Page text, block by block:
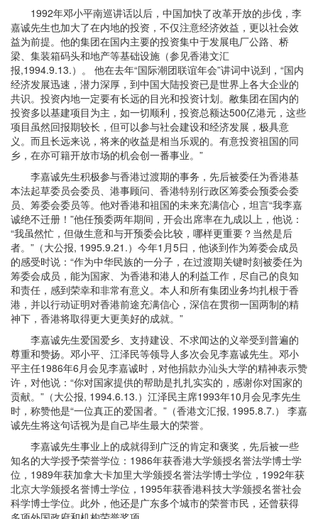
1992年邓小平南巡讲话以后，中国加快了改革开放的步伐，李
嘉诚先生也加大了在内地的投资，不仅注意经济效益，更以社会效
益为前提。他的集团在国内主要的投资集中于发展电厂公路、桥
梁、集装箱码头和地产等基础设施（参见香港文汇
报,1994.9.13.）。 他在去年“国际潮团联谊年会”讲词中说到，“国内
经济发展迅速，潜力深厚，到中国大陆投资已是世界上各大企业的
共识。投资内地一定要有长远的目光和投资计划。敝集团在国内的
投资多以基建项目为主，如一切顺利，投资总额达500亿港元，这些
项目虽然回报期较长，但可以参与社会建设和经济发展，极具意
义。而且长远来说，将来的收益是相当乐观的。有意投资祖国的同
乡，在亦可籍开放市场的机会创一番事业。”
李嘉诚先生积极参与香港过渡期的事务，先后被委任为香港基
本法起草委员会委员、港事顾问、香港特别行政区筹委会预委会委
员、筹委会委员等。他对香港和祖国的未来充满信心，坦言“我李嘉
诚绝不迁册！”他任预委两年期间，开会出席率在九成以上，他说：
“我虽然忙，但做生意和与开预委会比较，哪样更重要？当然是后
者。”（大公报, 1995.9.21.）今年1月5日，他谈到作为筹委会成员
的感受时说：“作为中华民族的一分子，在过渡期关键时刻被委任为
筹委会成员，能为国家、为香港和港人的利益工作，尽自己的良知
和责任，感到荣幸和非常有意义。本人和所有集团业务均扎根于香
港，并以行动证明对香港前途充满信心，深信在贯彻一国两制的精
神下，香港将取得更大更美好的成就。”
李嘉诚先生爱国爱乡、支持建设、不求闻达的义举受到普遍的
尊重和赞扬。邓小平、江泽民等领导人多次会见李嘉诚先生。邓小
平主任1986年6月会见李嘉诚时，对他捐款办汕头大学的精神表示赞
许，对他说：“你对国家提供的帮助是扎扎实实的，感谢你对国家的
贡献。”（大公报, 1994.6.13.）江泽民主席1993年10月会见李先生
时，称赞他是“一位真正的爱国者。”（香港文汇报, 1995.8.7.） 李嘉
诚先生将这句话视为是自己毕生最大的荣誉。
李嘉诚先生事业上的成就得到广泛的肯定和褒奖，先后被一些
知名的大学授予荣誉学位：1986年获香港大学颁授名誉法学博士学
位，1989年获加拿大卡加里大学颁授名誉法学博士学位，1992年获
北京大学颁授名誉博士学位，1995年获香港科技大学颁授名誉社会
科学博士学位。此外，他还是广东多个城市的荣誉市民，还曾获得